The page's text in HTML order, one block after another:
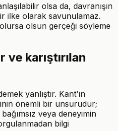
olsa da, davranışın
ilke olarak savunulamaz.
olsun gerçeği söyleme
ve karıştırılan
yanlıştır. Kant’ın
önemli bir unsurudur;
veya deneyimin
bilgi